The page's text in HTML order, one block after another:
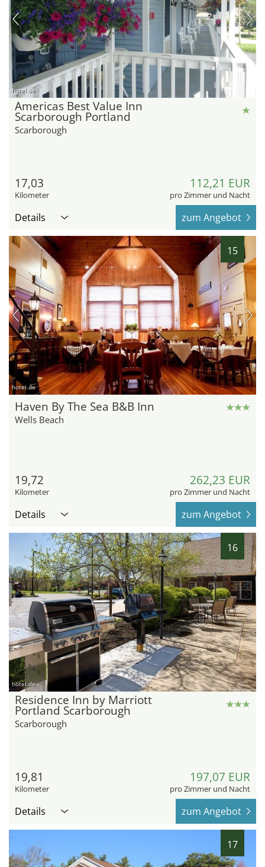
hotel.de
Americas Best Value Inn
Scarborough Portland
Scarborough
17,03
Kilometer
112,21 EUR
pro Zimmer und Nacht
Details zum Angebot
15
hotel.de
Haven By The Sea B&B Inn
Wells Beach
19,72
Kilometer
262,23 EUR
pro Zimmer und Nacht
Details zum Angebot
16
hotel.de
Residence Inn by Marriott
Portland Scarborough
Scarborough
19,81
Kilometer
197,07 EUR
pro Zimmer und Nacht
Details zum Angebot
17